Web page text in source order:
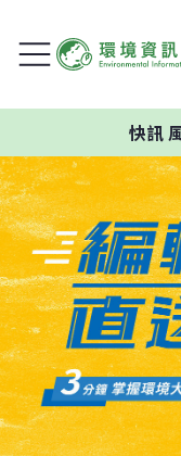
快訊風